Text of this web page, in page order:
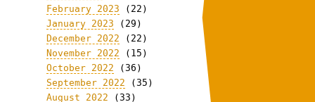
February 2023 (22)
January 2023 (29)
December 2022 (22)
November 2022 (15)
October 2022 (36)
September 2022 (35)
August 2022 (33)